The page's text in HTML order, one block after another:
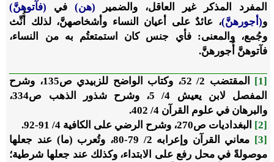
المفرد المذكر غير العاقل، والضمير (هن)في (فآتوهنَّ)
و(أجورهنَّ)، عائدٌ على أعيان النساء وأشخاصهنَّ، لذلك أُنِّث
وجُمع، والمعنى: فأي جنس كان استمتعتُم به من النساء،
فآتوهنَّ أُجورهنَّ.
[1]
المقتضب 2/ 52، وكتاب الواضح للزبيدي ص135، وشرح
المفصل لابن يعيش 4/ 5، وشرح شذور الذهب ص334،
والبرهان في علوم القرآن 4/ 402.
[2]
البغداديات ص270، وشرح الرضي على الكافية 4/ 91-92.
[3]
معاني القرآن وإعرابه 2/ 79-80، وتُعرب (ما) عند جعلها
موصولةً في محل رفع على الابتداء، وكذلك عند جعلها شرطية؛